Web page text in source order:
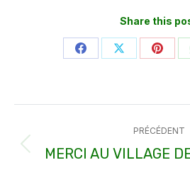
Share this
PartagerPartager
article
PRÉCÉDENT
MERCI AU VILLAGE